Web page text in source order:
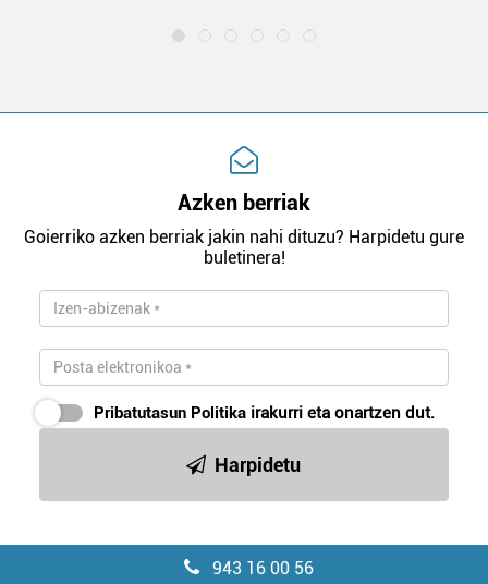
Azken berriak
Goierriko azken berriak jakin nahi dituzu? Harpidetu gure
buletinera!
Pribatutasun Politika irakurri eta onartzen dut.
Harpidetu
943 16 00 56